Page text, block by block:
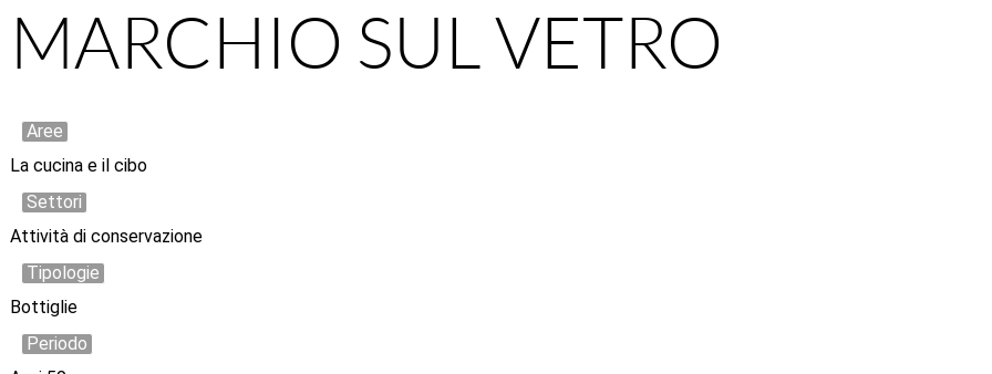
MARCHIO SUL VETRO
Aree
La cucina e il cibo
Settori
Attività di conservazione
Tipologie
Bottiglie
Periodo